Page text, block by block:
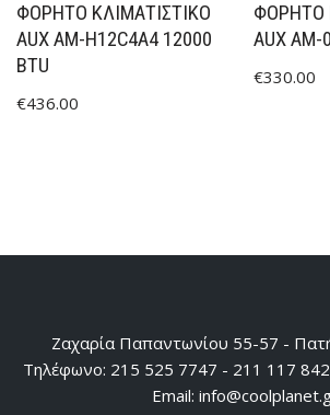
ΦΟΡΗΤΌ ΚΛΙΜΑΤΙΣΤΙΚΌ
AUX AM-H12C4A4 12000
BTU
€436.00
ΦΟΡΗΤΌ
AUX AM-
€330.00
Ζαχαρία Παπαντωνίου 55-57 -
Τηλέφωνο: 215 525 7747 - 211 117
Email: